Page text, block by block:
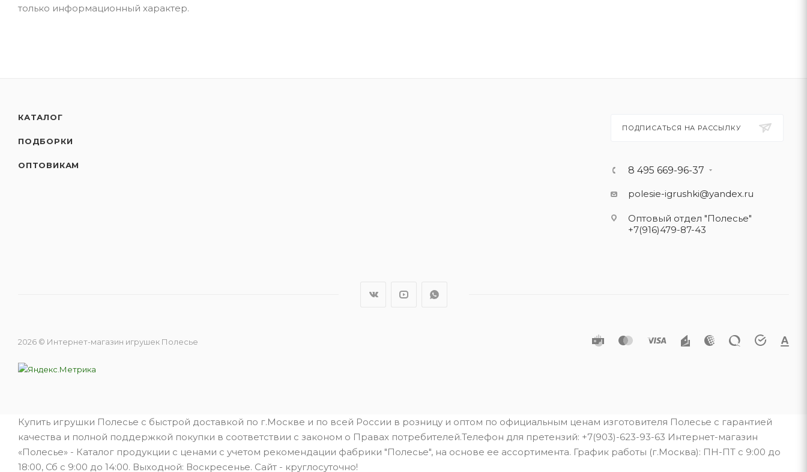
только информационный характер.
КАТАЛОГ
ПОДБОРКИ
ОПТОВИКАМ
ПОДПИСАТЬСЯ НА РАССЫЛКУ
8 495 669-96-37
polesie-igrushki@yandex.ru
Оптовый отдел "Полесье"
+7(916)479-87-43
2026 © Интернет-магазин игрушек Полесье
Купить игрушки Полесье с быстрой доставкой по г.Москве и по всей России в розницу и оптом по официальным ценам изготовителя Полесье с гарантией
качества и полной поддержкой покупки в соответствии с законом о Правах потребителей.Телефон для претензий: +7(903)-623-93-63 Интернет-магазин
«Полесье» - Каталог продукции с ценами с учетом рекомендации фабрики "Полесье", на основе ее ассортимента. График работы (г.Москва): ПН-ПТ с 9:00 до
18:00, Сб с 9:00 до 14:00. Выходной: Воскресенье. Сайт - круглосуточно!